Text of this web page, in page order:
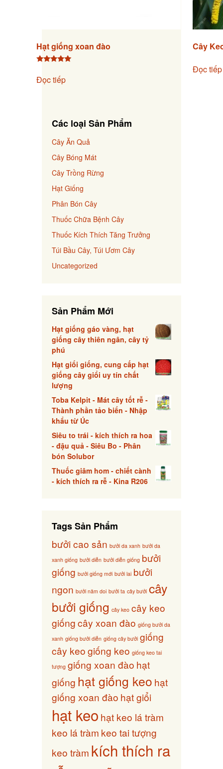
Hạt giống xoan đào
hạng
5.00
Đọc tiếp
Cây
Đọc tiếp
Các loại Sản Phẩm
Cây Ăn Quả
Cây Bóng Mát
Cây Trồng Rừng
Hạt Giống
Phân Bón Cây
Thuốc Chữa Bệnh Cây
Thuốc Kích Thích Tăng Trưởng
Túi Bầu Cây, Túi Ươm Cây
Uncategorized
Sản Phẩm Mới
Hạt giống gáo vàng, hạt
giống cây thiên ngân, cây tỷ
phú
Hạt giổi giống, cung cấp hạt
giống cây giổi uy tín chất
lượng
Toba Kelpit - Mát cây tốt rễ -
Thành phần tảo biển - Nhập
khẩu từ Úc
Siêu to trái - kích thích ra hoa
- đậu quả - Siêu Bo - Phân
bón Solubor
Thuốc giâm hom - chiết cành
- kích thích ra rễ - Kina R206
Tags Sản Phẩm
bưởi cao sản bưởi da xanh bưởi da
xanh giống bưởi diễn bưởi diễn giống bưởi
giống bưởi giống mới bưởi lai bưởi
ngon bưởi năm doi bưởi ta cây bưởi cây
bưởi giống cây keo cây keo
giốngcây xoan đào giống bưởi da
xanh giống bưởi diễn giống cây bưởi giống
cây keogiống keo giống keo tai
tượng giống xoan đào hạt
giống hạt giống keo hạt
giống xoan đào hạt giổi
hạt keo hạt keo lá tràm
keo lá tràm keo tai tượng
keo tràm kích thích ra